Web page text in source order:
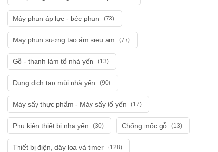
Máy phun áp lực - béc phun (73)
Máy phun sương tạo ẩm siêu âm (77)
Gỗ - thanh làm tổ nhà yến (13)
Dung dịch tạo mùi nhà yến (90)
Máy sấy thực phẩm - Máy sấy tổ yến (17)
Phụ kiện thiết bị nhà yến (30) Chống mốc gỗ (13)
Thiết bị điện, dây loa và timer (128)